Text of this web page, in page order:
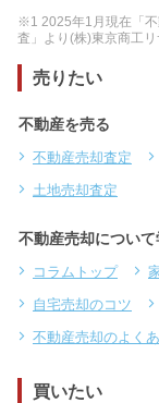
※1 2025年1月現在「不
査」より(株)東京商工リ
売りたい
不動産を売る
不動産売却査定
土地売却査定
不動産売却について
コラムトップ
自宅売却のコツ
不動産売却のよく
買いたい